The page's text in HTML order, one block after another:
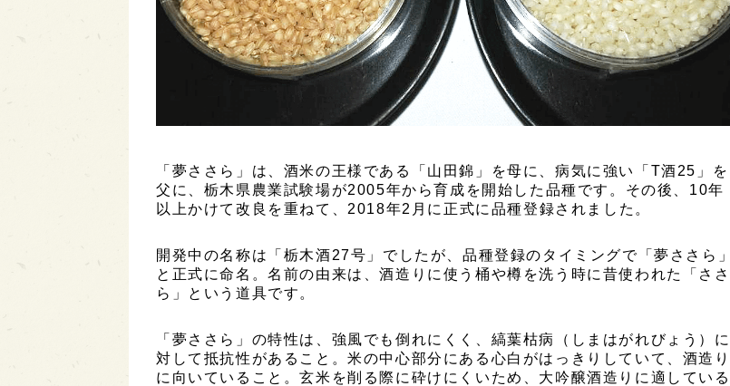
「夢ささら」は、酒米の王様である「山田錦」を母に、病気に強い「T酒25」を
父に、栃木県農業試験場が2005年から育成を開始した品種です。その後、10年
以上かけて改良を重ねて、2018年2月に正式に品種登録されました。
開発中の名称は「栃木酒27号」でしたが、品種登録のタイミングで「夢ささら」
と正式に命名。名前の由来は、酒造りに使う桶や樽を洗う時に昔使われた「ささ
ら」という道具です。
「夢ささら」の特性は、強風でも倒れにくく、縞葉枯病（しまはがれびょう）に
対して抵抗性があること。米の中心部分にある心白がはっきりしていて、酒造り
に向いていること。玄米を削る際に砕けにくいため、大吟醸酒造りに適している